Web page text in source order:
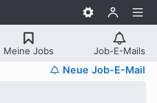
Meine Jobs Job-E-Mails
Neue Job-E-Mail